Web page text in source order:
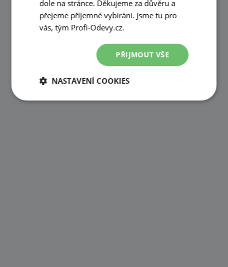
dole na stránce. Děkujeme za důvěru a
přejeme příjemné vybírání. Jsme tu pro
vás, tým Profi-Odevy.cz.
PŘIJMOUT VŠE
NASTAVENÍ COOKIES